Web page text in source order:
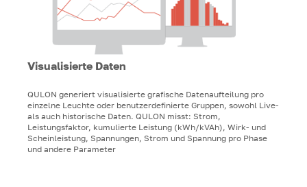
Visualisierte Daten
QULON generiert visualisierte grafische Datenaufteilung pro
einzelne Leuchte oder benutzerdefinierte Gruppen, sowohl Live-
als auch historische Daten. QULON misst: Strom,
Leistungsfaktor, kumulierte Leistung (kWh/kVAh), Wirk- und
Scheinleistung, Spannungen, Strom und Spannung pro Phase
und andere Parameter